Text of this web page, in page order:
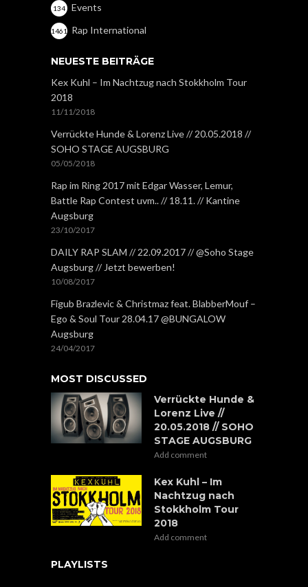
Events
134
Rap International
1461
NEUESTE BEITRÄGE
Kex Kuhl – Im Nachtzug nach Stokkholm Tour
2018
11/11/2018
Verrückte Hunde & Lorenz Live // 20.05.2018 //
SOHO STAGE AUGSBURG
05/05/2018
Rap im Ring 2017 mit Edgar Wasser, Lemur,
Battle Rap Contest uvm.. // 18.11. // Kantine
Augsburg
23/10/2017
DAILY RAP SLAM // 22.09.2017 // @Soho Stage
Augsburg // Jetzt bewerben!
10/08/2017
Figub Brazlevic & Christmaz feat. BlabberMouf –
Ego & Soul Tour 28.04.17 @BUNGALOW
Augsburg
24/04/2017
MOST DISCUSSED
Verrückte Hunde &
Lorenz Live //
20.05.2018 // SOHO
STAGE AUGSBURG
Add comment
Kex Kuhl – Im
Nachtzug nach
Stokkholm Tour
2018
Add comment
PLAYLISTS